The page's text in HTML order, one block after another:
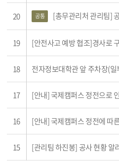
20 공통 [총무관리처 관리팀] 공
19 [안전사고 예방 협조]경사로
18 전자정보대학관 앞 주차장(
17 [안내] 국제캠퍼스 정전으로
16 [안내] 국제캠퍼스 정전에 따
15 [관리팀 하진봉] 공사 현황 알